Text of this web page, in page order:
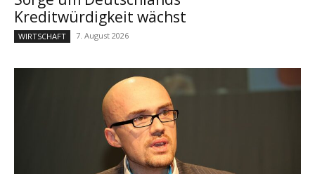
Kreditwürdigkeit wächst
WIRTSCHAFT 7. August 2026